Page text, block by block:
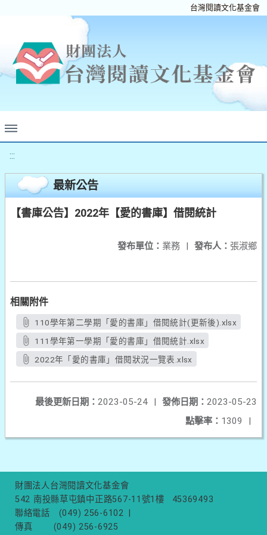
台灣閱讀文化基金會
:::
最新公告
【書庫公告】2022年【愛的書庫】借閱統計
發布人： 張淑鄉
發布單位： 業務 |
相關附件
110學年第二學期「愛的書庫」借閱統計(更新後).xlsx
111學年第一學期「愛的書庫」借閱統計.xlsx
2022年「愛的書庫」借閱狀況一覽表.xlsx
發佈日期： 2023-05-23
最後更新日期： 2023-05-24
|
點擊率： 1309 |
財團法人台灣閱讀文化基金會
542 南投縣草屯鎮中正路567-11號1樓
45369493
聯絡電話
(049) 256-6102
傳真
(049) 256-6925